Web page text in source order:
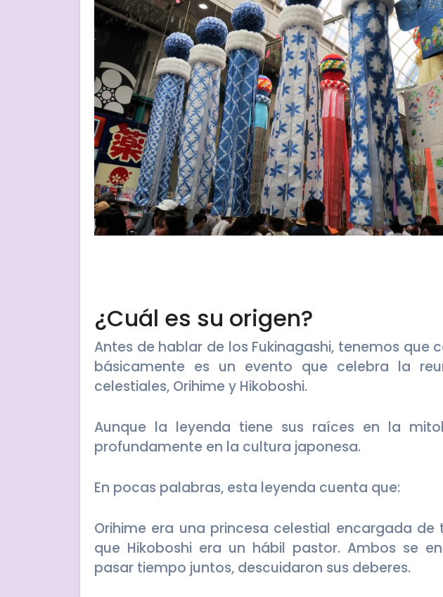
¿Cuál es su origen?
Antes de hablar de los Fukinagashi, tenemos que
básicamente es un evento que celebra la
celestiales, Orihime y Hikoboshi.
Aunque la leyenda tiene sus raíces en la
profundamente en la cultura japonesa.
En pocas palabras, esta leyenda cuenta que:
Orihime era una princesa celestial encargada de
que Hikoboshi era un hábil pastor. Ambos se
pasar tiempo juntos, descuidaron sus deberes.